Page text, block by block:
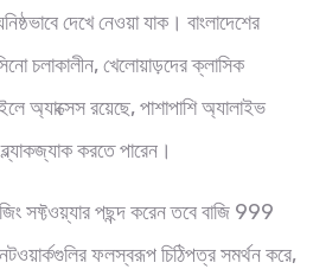
দেখে নেওয়া যাক। বাংলাদেশের
চলাকালীন, খেলোয়াড়দের ক্লাসিক
অ্যাক্সেস রয়েছে, পাশাপাশি অ্যালাইভ
করতে পারেন।
সফ্টওয়্যার পছন্দ করেন তবে বাজি 999
ফলস্বরূপ চিঠিপত্র সমর্থন করে,